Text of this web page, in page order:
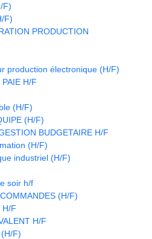
F)
F)
PRODUCTION
production électronique (H/F)
H/F
(H/F)
(H/F)
BUDGETAIRE H/F
(H/F)
industriel (H/F)
soir h/f
(H/F)
H/F
H/F
F)